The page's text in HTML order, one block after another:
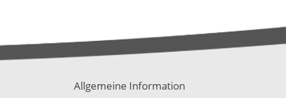
Allgemeine Information